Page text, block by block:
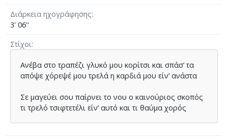
Διάρκεια ηχογράφησης
3' 06''
Στίχοι
Ανέβα στο τραπέζι γλυκό µου κορίτσι και σπάσ’ τα
απόψε χόρεψέ µου τρελά η καρδιά µου είν’ ανάστα
Σε µαγεύει σου παίρνει το νου ο καινούριος σκοπός
τι τρελό τσιφτετέλι είν’ αυτό και τι θαύµα χορός